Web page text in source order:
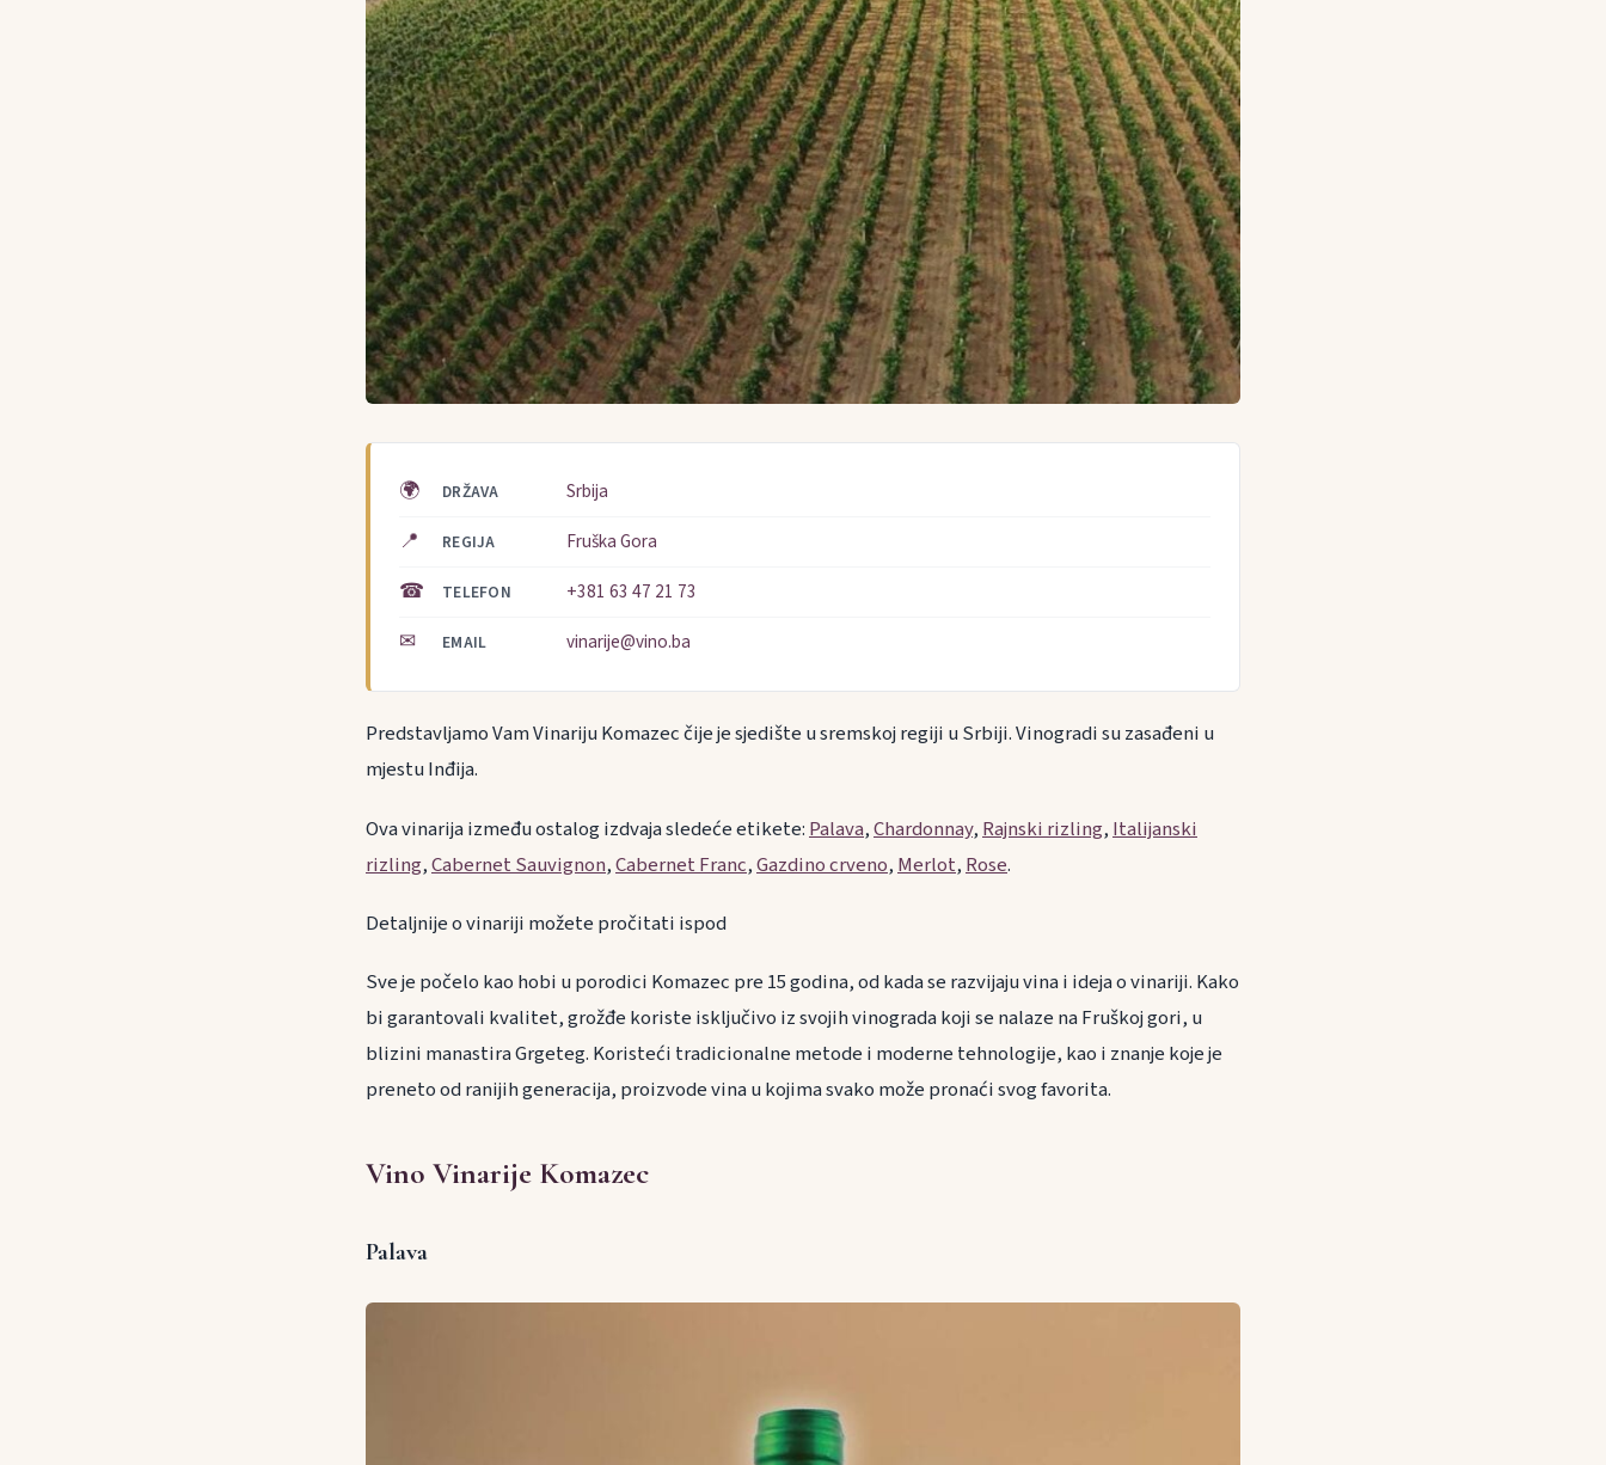
🌍 DRŽAVA Srbija
📍 REGIJA Fruška Gora
☎ TELEFON +381 63 47 21 73
✉ EMAIL vinarije@vino.ba
Predstavljamo Vam Vinariju Komazec čije je sjedište u sremskoj regiji u Srbiji. Vinogradi su zasađeni u
mjestu Inđija.
Ova vinarija između ostalog izdvaja sledeće etikete: Palava,Chardonnay, Rajnski rizling, Italijanski
rizling,Cabernet Sauvignon,Cabernet Franc,Gazdino crveno, Merlot, Rose.
Detaljnije o vinariji možete pročitati ispod
Sve je počelo kao hobi u porodici Komazec pre 15 godina, od kada se razvijaju vina i ideja o vinariji. Kako
bi garantovali kvalitet, grožđe koriste isključivo iz svojih vinograda koji se nalaze na Fruškoj gori, u
blizini manastira Grgeteg. Koristeći tradicionalne metode i moderne tehnologije, kao i znanje koje je
preneto od ranijih generacija, proizvode vina u kojima svako može pronaći svog favorita.
Vino Vinarije Komazec
Palava